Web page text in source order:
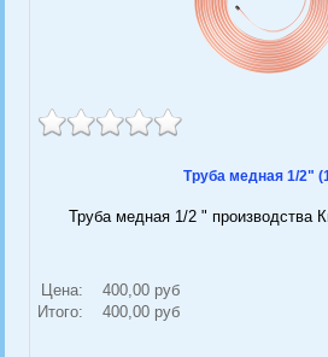
Труба медная 1/2"
Труба медная 1/2 " производства
Цена:
400,00 руб
Итого:
400,00 руб